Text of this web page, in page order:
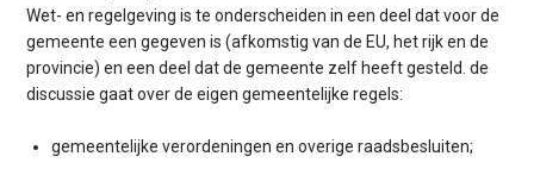
Wet- en regelgeving is te onderscheiden in een deel dat voor de
gemeente een gegeven is (afkomstig van de EU, het rijk en de
provincie) en een deel dat de gemeente zelf heeft gesteld. de
discussie gaat over de eigen gemeentelijke regels:
gemeentelijke verordeningen en overige raadsbesluiten;